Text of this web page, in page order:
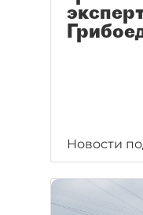
Новости